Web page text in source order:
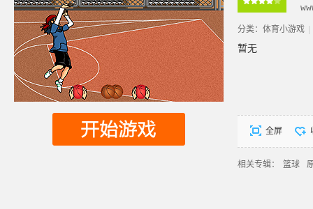
分类： 体育小游戏
暂无
全屏
相关专辑： 篮球